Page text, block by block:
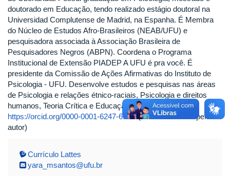
doutorado em Educação, tendo realizado estágio doutoral na
Universidad Complutense de Madrid, na Espanha. É Membra
do Núcleo de Estudos Afro-Brasileiros (NEAB/UFU) e
pesquisadora associada à Associação Brasileira de
Pesquisadores Negros (ABPN). Coordena o Programa
Institucional de Extensão PIADEP A UFU é pra você. É
presidente da Comissão de Ações Afirmativas do Instituto de
Psicologia - UFU. Desenvolve estudos e pesquisas nas áreas
de Psicologia e relações étnico-raciais, Psicologia e direitos
humanos, Teoria Crítica e Educação. ORCID ID
https://orcid.org/0000-0001-6247-658X(Texto informado pelo
autor)
Currículo Lattes
yara_msantos@ufu.br